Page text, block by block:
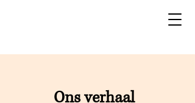
Ons verhaal